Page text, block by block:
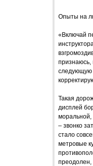
Опыты на
«Включай
признаюсь,
следующую
Такая
дисплей
моральной,
– звонко
стало
метровые